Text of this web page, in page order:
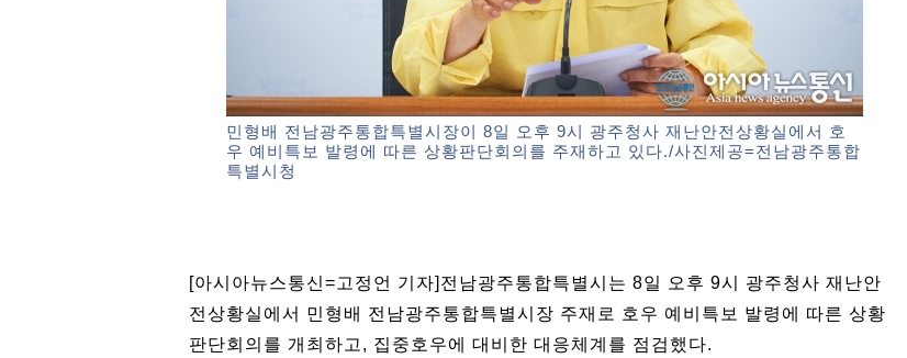
민형배 전남광주통합특별시장이 8일 오후 9시 광주청사 재난안전상황실에서 호
우 예비특보 발령에 따른 상황판단회의를 주재하고 있다./사진제공=전남광주통합
특별시청
[아시아뉴스통신=고정언 기자]전남광주통합특별시는 8일 오후 9시 광주청사 재난안
전상황실에서 민형배 전남광주통합특별시장 주재로 호우 예비특보 발령에 따른 상황
판단회의를 개최하고, 집중호우에 대비한 대응체계를 점검했다.